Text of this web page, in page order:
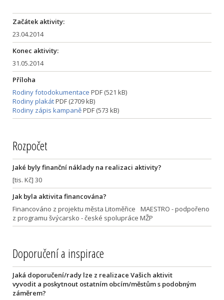
Začátek aktivity:
23.04.2014
Konec aktivity:
31.05.2014
Příloha
Rodiny fotodokumentace PDF (521 kB)
Rodiny plakátPDF (2709 kB)
Rodiny zápis kampaněPDF (573 kB)
Rozpočet
Jaké byly finanční náklady na realizaci aktivity?
[tis. Kč] 30
Jak byla aktivita financována?
Financováno z projektu města Litoměřice MAESTRO - podpořeno
z programu švýcarsko - české spolupráce MŽP
Doporučení a inspirace
Jaká doporučení/rady lze z realizace Vašich aktivit
vyvodit a poskytnout ostatním obcím/městům s podobným
záměrem?